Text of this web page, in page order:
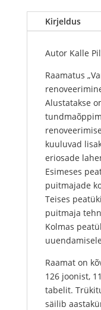
punaseks.
kogus
Kirjeldus
Autor Kalle
Raamatus
Alustatakse
kuuluvad
eriosade
Esimeses
puitmajade
Teises
puitmaja
Kolmas
Raamat on
126 joonist,
tabelit.
säilib